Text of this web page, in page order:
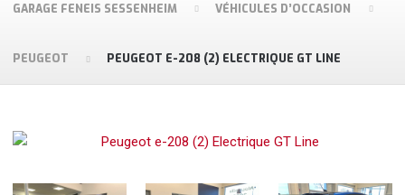
GARAGE FENEIS SESSENHEIM VÉHICULES D’OCCASION
PEUGEOT PEUGEOT E-208 (2) ELECTRIQUE GT LINE